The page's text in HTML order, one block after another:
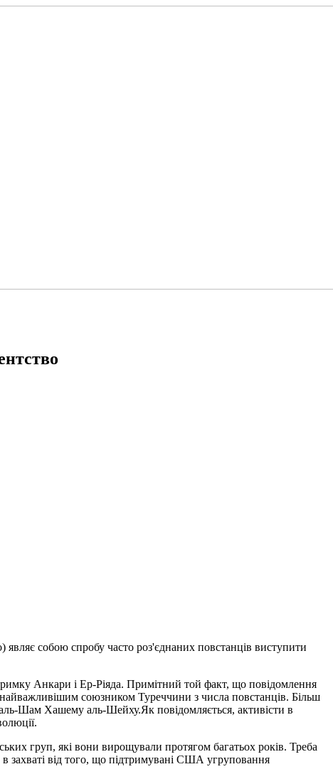
собою спробу часто роз'єднаних повстанців виступити
Анкари і Ер-Ріяда. Примітний той факт, що повідомлення
союзником Туреччини з числа повстанців. Більш
Шам Хашему аль-Шейху.Як повідомляється, активісти в
груп, які вони вирощували протягом багатьох років. Треба
від того, що підтримувані США угруповання